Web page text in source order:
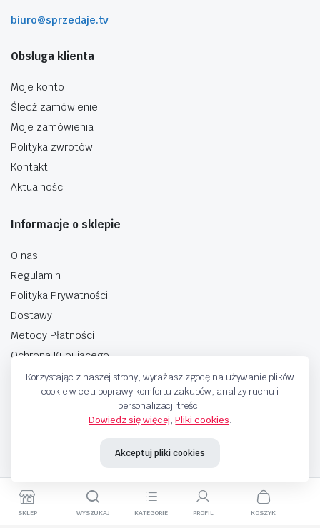
biuro@sprzedaje.tv
Obsługa klienta
Moje konto
Śledź zamówienie
Moje zamówienia
Polityka zwrotów
Kontakt
Aktualności
Informacje o sklepie
O nas
Regulamin
Polityka Prywatności
Dostawy
Metody Płatności
Ochrona Kupującego
Metody Płatnosci
Korzystając z naszej strony, wyrażasz zgodę na używanie plików
cookie w celu poprawy komfortu zakupów, analizy ruchu i
personalizacji treści.
Dowiedz się więcej,Pliki cookies.
Akceptuj pliki cookies
SKLEP WYSZUKAJ KATEGORIE PROFIL KOSZYK